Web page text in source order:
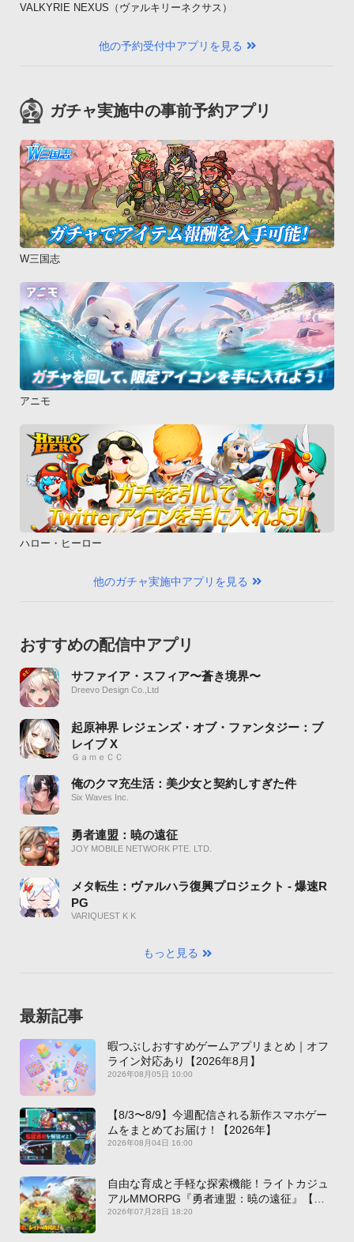
VALKYRIE NEXUS（ヴァルキリーネクサス）
他の予約受付中アプリを見る
ガチャ実施中の事前予約アプリ
W三国志
アニモ
ハロー・ヒーロー
他のガチャ実施中アプリを見る
おすすめの配信中アプリ
サファイア・スフィア〜蒼き境界〜
Dreevo Design Co.,Ltd
起原神界 レジェンズ・オブ・ファンタジー：ブ
レイブ X
ＧａｍｅＣＣ
俺のクマ充生活：美少女と契約しすぎた件
Six Waves Inc.
勇者連盟：暁の遠征
JOY MOBILE NETWORK PTE. LTD.
メタ転生：ヴァルハラ復興プロジェクト - 爆速R
PG
VARIQUEST K K
もっと見る
最新記事
暇つぶしおすすめゲームアプリまとめ｜オフ
ライン対応あり【2026年8月】
2026年08月05日 10:00
【8/3〜8/9】今週配信される新作スマホゲー
ムをまとめてお届け！【2026年】
2026年08月04日 16:00
自由な育成と手軽な探索機能！ライトカジュ
アルMMORPG『勇者連盟：暁の遠征』【最
新作PICKUP】
2026年07月28日 18:20